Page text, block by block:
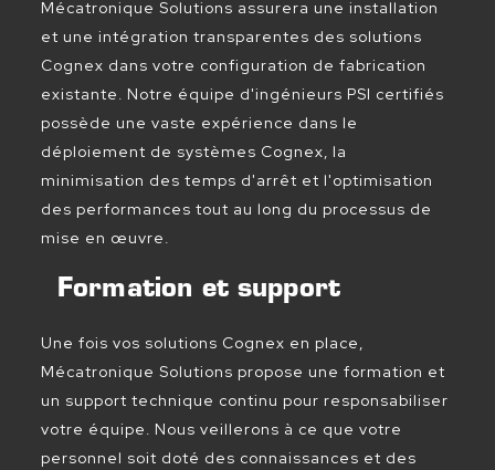
Mécatronique Solutions assurera une installation
et une intégration transparentes des solutions
Cognex dans votre configuration de fabrication
existante. Notre équipe d'ingénieurs PSI certifiés
possède une vaste expérience dans le
déploiement de systèmes Cognex, la
minimisation des temps d'arrêt et l'optimisation
des performances tout au long du processus de
mise en œuvre.
Formation et support
Une fois vos solutions Cognex en place,
Mécatronique Solutions propose une formation et
un support technique continu pour responsabiliser
votre équipe. Nous veillerons à ce que votre
personnel soit doté des connaissances et des